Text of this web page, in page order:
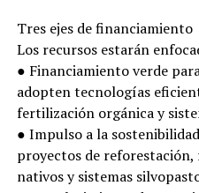
Tres ejes de financiamiento
Los recursos estarán
● Financiamiento verde
adopten tecnologías
fertilización orgánica y
● Impulso a la
proyectos de reforestación,
nativos y sistemas